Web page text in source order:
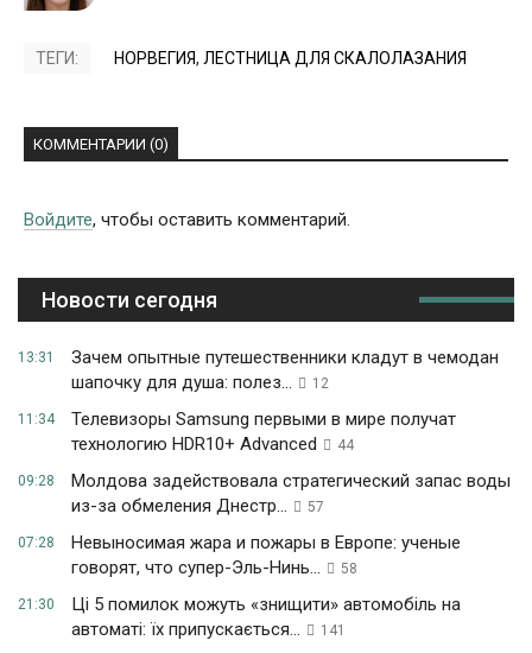
ТЕГИ: НОРВЕГИЯ, ЛЕСТНИЦА ДЛЯ СКАЛОЛАЗАНИЯ
КОММЕНТАРИИ (0)
Войдите, чтобы оставить комментарий.
Новости сегодня
13:31
Зачем опытные путешественники кладут в чемодан
шапочку для душа: полез...
12
11:34
Телевизоры Samsung первыми в мире получат
технологию HDR10+ Advanced
44
09:28
Молдова задействовала стратегический запас воды
из-за обмеления Днестр...
57
07:28
Невыносимая жара и пожары в Европе: ученые
говорят, что супер-Эль-Нинь...
58
21:30
Ці 5 помилок можуть «знищити» автомобіль на
автоматі: їх припускається...
141